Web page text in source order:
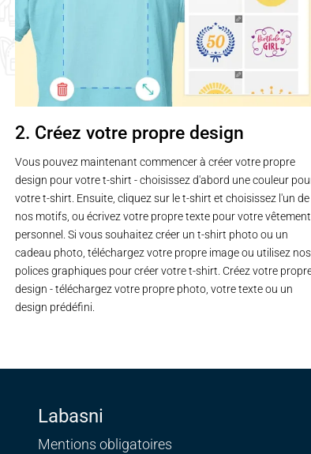
2. Créez votre propre design
Vous pouvez maintenant commencer à créer votre propre
design pour votre t-shirt - choisissez d'abord une couleur
votre t-shirt. Ensuite, cliquez sur le t-shirt et choisissez l'un de
nos motifs, ou écrivez votre propre texte pour votre vêtement
personnel. Si vous souhaitez créer un t-shirt photo ou un
cadeau photo, téléchargez votre propre image ou utilisez nos
polices graphiques pour créer votre t-shirt. Créez votre
design - téléchargez votre propre photo, votre texte ou un
design prédéfini.
Labasni
Mentions obligatoires